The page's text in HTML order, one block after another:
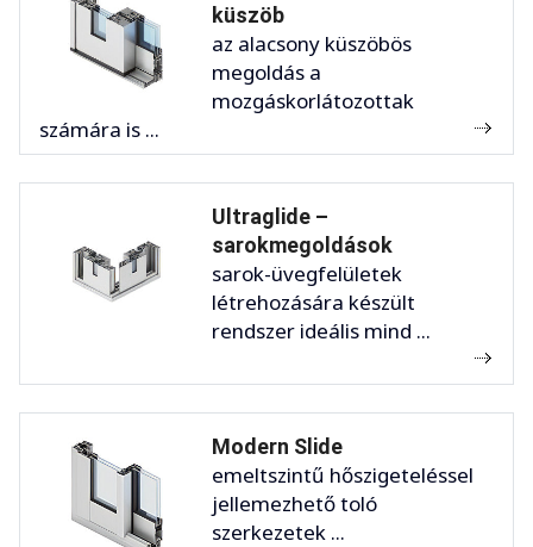
küszöb
az alacsony küszöbös
megoldás a
mozgáskorlátozottak
számára is ...
Ultraglide –
sarokmegoldások
sarok-üvegfelületek
létrehozására készült
rendszer ideális mind ...
Modern Slide
emeltszintű hőszigeteléssel
jellemezhető toló
szerkezetek ...